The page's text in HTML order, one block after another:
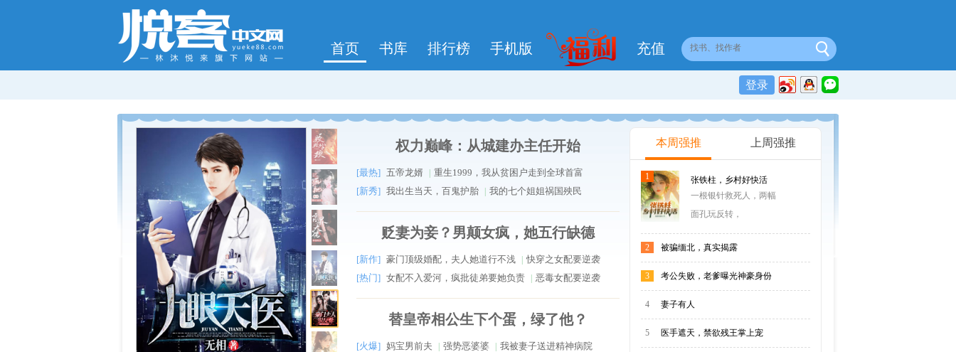
首页 书库 排行榜 手机版 充值
登录
本周强推 上周强推
1
张铁柱，乡村好快活
一根银针救死人，两幅
面孔玩反转，
2 被骗缅北，真实揭露
3 考公失败，老爹曝光神豪身份
4 妻子有人
5 医手遮天，禁欲残王掌上宠
权力巅峰：从城建办主任开始
[最热] 五帝龙婿
重生1999，我从贫困户走到全球首富
[新秀] 我出生当天，百鬼护胎 我的七个姐姐祸国殃民
贬妻为妾？男颠女疯，她五行缺德
[新作] 豪门顶级婚配，夫人她道行不浅
快穿之女配要逆袭
[热门] 女配不入爱河，疯批徒弟要她负责 恶毒女配要逆袭
替皇帝相公生下个蛋，绿了他？
[火爆] 妈宝男前夫 强势恶婆婆
我被妻子送进精神病院